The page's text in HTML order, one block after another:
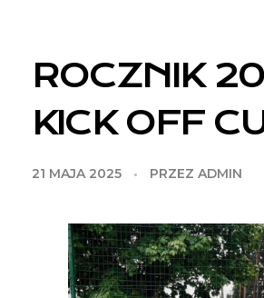
ROCZNIK
KICK OFF
21 MAJA 2025 PRZEZ ADMIN